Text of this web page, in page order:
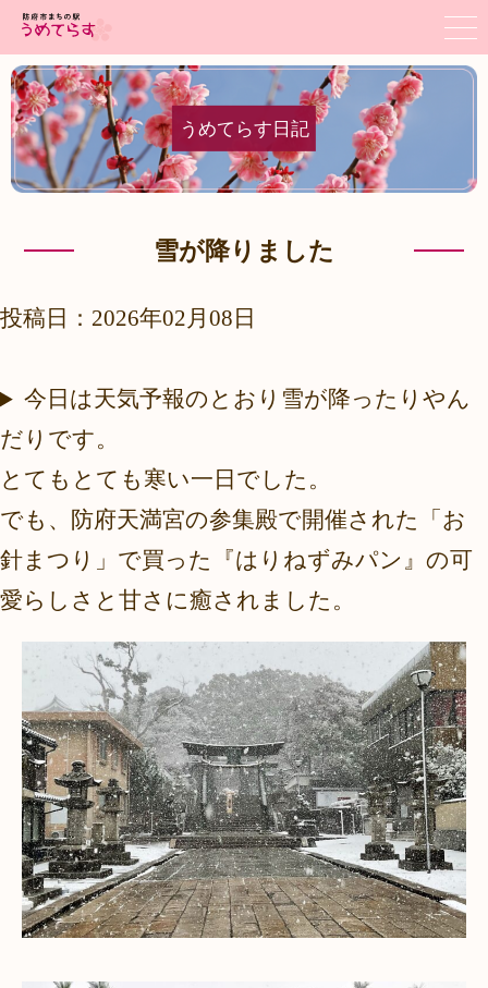
うめてらす日記
雪が降りました
投稿日：2026年02月08日
今日は天気予報のとおり雪が降ったりやん
だりです。
とてもとても寒い一日でした。
でも、防府天満宮の参集殿で開催された「お
針まつり」で買った『はりねずみパン』の可
愛らしさと甘さに癒されました。